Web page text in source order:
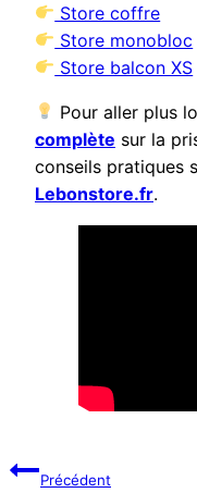
Store coffre
Store monobloc
Store balcon XS
Pour aller plus
complète sur la
conseils pratiques
Lebonstore.fr.
Navigation
Précédent